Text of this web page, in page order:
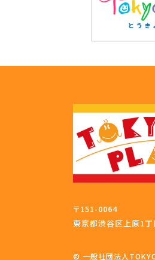
〒151-0064
東京都渋谷区上原1
© 一般社団法人